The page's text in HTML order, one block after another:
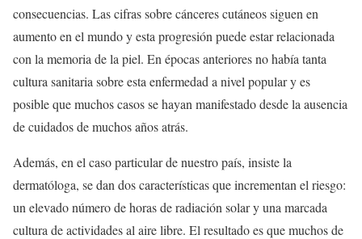
consecuencias. Las cifras sobre cánceres cutáneos siguen en
aumento en el mundo y esta progresión puede estar relacionada
con la memoria de la piel. En épocas anteriores no había tanta
cultura sanitaria sobre esta enfermedad a nivel popular y es
posible que muchos casos se hayan manifestado desde la ausencia
de cuidados de muchos años atrás.
Además, en el caso particular de nuestro país, insiste la
dermatóloga, se dan dos características que incrementan el riesgo:
un elevado número de horas de radiación solar y una marcada
cultura de actividades al aire libre. El resultado es que muchos de